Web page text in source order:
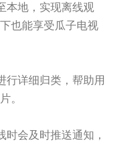
本地，实现离线观
也能享受瓜子电视
行详细归类，帮助用
。
会及时推送通知，